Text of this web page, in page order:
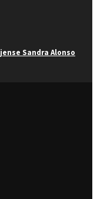
Sandra Alonso